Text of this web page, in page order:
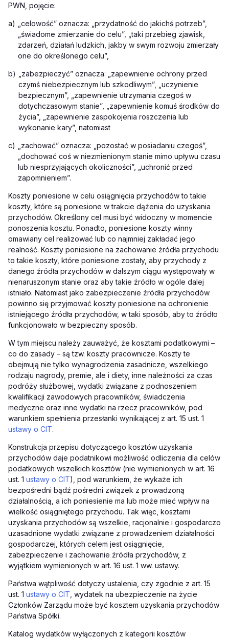
PWN, pojęcie:
a)
„celowość” oznacza: „przydatność do jakichś potrzeb”,
„świadome zmierzanie do celu”, „taki przebieg zjawisk,
zdarzeń, działań ludzkich, jakby w swym rozwoju zmierzały
one do określonego celu”,
b)
„zabezpieczyć” oznacza: „zapewnienie ochrony przed
czymś niebezpiecznym lub szkodliwym”, „uczynienie
bezpiecznym”, „zapewnienie utrzymania czegoś w
dotychczasowym stanie”, „zapewnienie komuś środków do
życia”, „zapewnienie zaspokojenia roszczenia lub
wykonanie kary”, natomiast
c)
„zachować” oznacza: „pozostać w posiadaniu czegoś”,
„dochować coś w niezmienionym stanie mimo upływu czasu
lub niesprzyjających okoliczności”, „uchronić przed
zapomnieniem”.
Koszty poniesione w celu osiągnięcia przychodów to takie
koszty, które są poniesione w trakcie dążenia do uzyskania
przychodów. Określony cel musi być widoczny w momencie
ponoszenia kosztu. Ponadto, poniesione koszty winny
omawiany cel realizować lub co najmniej zakładać jego
realność. Koszty poniesione na zachowanie źródła przychodu
to takie koszty, które poniesione zostały, aby przychody z
danego źródła przychodów w dalszym ciągu występowały w
nienaruszonym stanie oraz aby takie źródło w ogóle dalej
istniało. Natomiast jako zabezpieczenie źródła przychodów
powinno się przyjmować koszty poniesione na ochronienie
istniejącego źródła przychodów, w taki sposób, aby to źródło
funkcjonowało w bezpieczny sposób.
W tym miejscu należy zauważyć, że kosztami podatkowymi –
co do zasady – są tzw. koszty pracownicze. Koszty te
obejmują nie tylko wynagrodzenia zasadnicze, wszelkiego
rodzaju nagrody, premie, ale i diety, inne należności za czas
podróży służbowej, wydatki związane z podnoszeniem
kwalifikacji zawodowych pracowników, świadczenia
medyczne oraz inne wydatki na rzecz pracowników, pod
warunkiem spełnienia przesłanki wynikającej z art. 15 ust. 1
ustawy o CIT.
Konstrukcja przepisu dotyczącego kosztów uzyskania
przychodów daje podatnikowi możliwość odliczenia dla celów
podatkowych wszelkich kosztów (nie wymienionych w art. 16
ust. 1 ustawy o CIT), pod warunkiem, że wykaże ich
bezpośredni bądź pośredni związek z prowadzoną
działalnością, a ich poniesienie ma lub może mieć wpływ na
wielkość osiągniętego przychodu. Tak więc, kosztami
uzyskania przychodów są wszelkie, racjonalnie i gospodarczo
uzasadnione wydatki związane z prowadzeniem działalności
gospodarczej, których celem jest osiągnięcie,
zabezpieczenie i zachowanie źródła przychodów, z
wyjątkiem wymienionych w art. 16 ust. 1 ww. ustawy.
Państwa wątpliwość dotyczy ustalenia, czy zgodnie z art. 15
ust. 1 ustawy o CIT , wydatek na ubezpieczenie na życie
Członków Zarządu może być kosztem uzyskania przychodów
Państwa Spółki.
Katalog wydatków wyłączonych z kategorii kosztów